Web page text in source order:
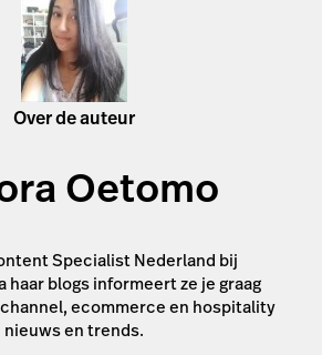
Over de auteur
Oetomo
Specialist Nederland bij
haar blogs informeert ze je graag
ecommerce en hospitality
nieuws en trends.